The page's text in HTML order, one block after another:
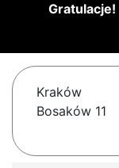
Gratulacje!
Kraków
Bosaków 11